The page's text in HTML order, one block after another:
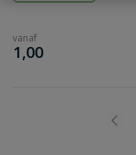
vanaf
€
1,00